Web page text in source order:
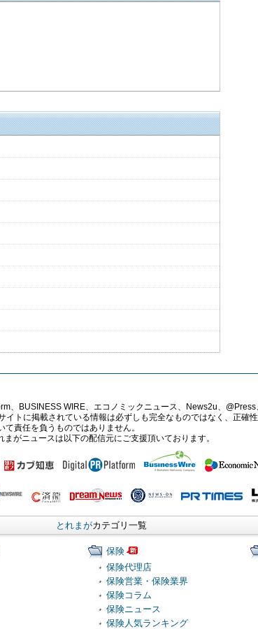
、BUSINESS WIRE、エコノミックニュース、News2u、
トに掲載されている情報は必ずしも完全なものではなく、正確
責任を負うものではありません。
まがニュースは以下の配信元にご支援頂いております。
とれまがカテゴリ一覧
保険
保険代理店
保険営業・保険業界
保険コラム
保険ニュース
保険人気ランキング